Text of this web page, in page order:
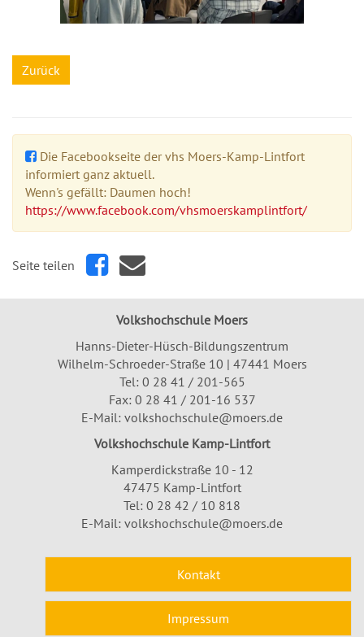
Zurück
Die Facebookseite der vhs Moers-Kamp-Lintfort
informiert ganz aktuell.
Wenn's gefällt: Daumen hoch!
https://www.facebook.com/vhsmoerskamplintfort/
Seite teilen
Volkshochschule Moers
Hanns-Dieter-Hüsch-Bildungszentrum
Wilhelm-Schroeder-Straße 10 | 47441 Moers
Tel: 0 28 41 / 201-565
Fax: 0 28 41 / 201-16 537
E-Mail: volkshochschule@moers.de
Volkshochschule Kamp-Lintfort
Kamperdickstraße 10 - 12
47475 Kamp-Lintfort
Tel: 0 28 42 / 10 818
E-Mail: volkshochschule@moers.de
Kontakt
Impressum